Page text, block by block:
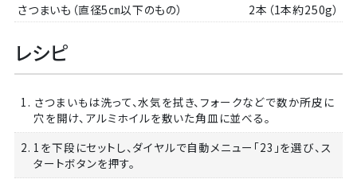
さつまいも（直径5㎝以下のもの） 2本（1本約250g）
レシピ
1. さつまいもは洗って、水気を拭き、フォークなどで数か所皮に
穴を開け、アルミホイルを敷いた角皿に並べる。
2. 1を下段にセットし、ダイヤルで自動メニュー「23」を選び、ス
タートボタンを押す。